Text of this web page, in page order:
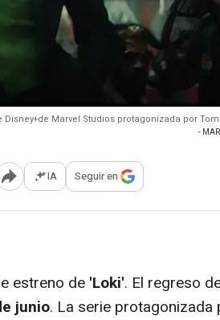
Disney+de Marvel Studios protagonizada por
-
Abrir opciones para compartir
IA Seguir en
estreno de 'Loki'. El regreso
junio. La serie protagonizada